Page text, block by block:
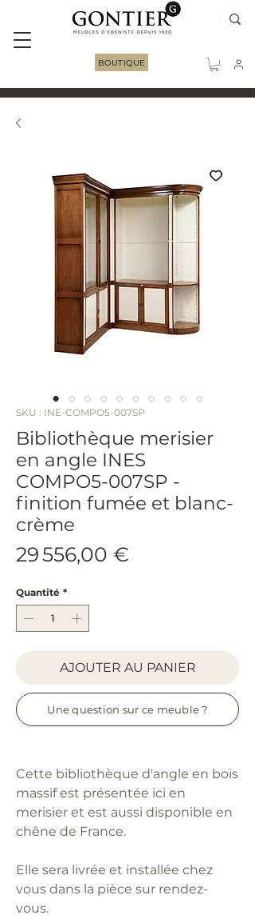
BOUTIQUE
SKU : INE-COMPO5-007SP
Bibliothèque merisier
en angle INES
COMPO5-007SP -
finition fumée et blanc-
crème
29 556,00 €
Quantité *
AJOUTER AU PANIER
Une question sur ce meuble ?
Cette bibliothèque d'angle en bois
massif est présentée ici en
merisier et est aussi disponible en
chêne de France.
Elle sera livrée et installée chez
vous dans la pièce sur rendez-
vous.